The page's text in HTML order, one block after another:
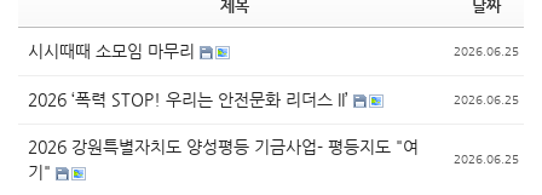
제목 날짜
시시때때 소모임 마무리 2026.06.25
2026 ‘폭력 STOP! 우리는 안전문화 리더스 II’ 2026.06.25
2026 강원특별자치도 양성평등 기금사업- 평등지도 "여
기"
2026.06.25